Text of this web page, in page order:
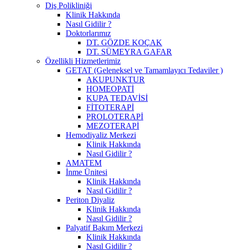
Diş Polikliniği
Klinik Hakkında
Nasıl Gidilir ?
Doktorlarımız
DT. GÖZDE KOÇAK
DT. SÜMEYRA GAFAR
Özellikli Hizmetlerimiz
GETAT (Geleneksel ve Tamamlayıcı Tedaviler )
AKUPUNKTUR
HOMEOPATİ
KUPA TEDAVİSİ
FİTOTERAPİ
PROLOTERAPİ
MEZOTERAPİ
Hemodiyaliz Merkezi
Klinik Hakkında
Nasıl Gidilir ?
AMATEM
İnme Ünitesi
Klinik Hakkında
Nasıl Gidilir ?
Periton Diyaliz
Klinik Hakkında
Nasıl Gidilir ?
Palyatif Bakım Merkezi
Klinik Hakkında
Nasıl Gidilir ?